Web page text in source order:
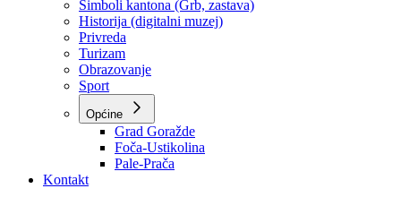
O kantonu
O kantonu
Simboli kantona (Grb, zastava)
Historija (digitalni muzej)
Privreda
Turizam
Obrazovanje
Sport
Općine